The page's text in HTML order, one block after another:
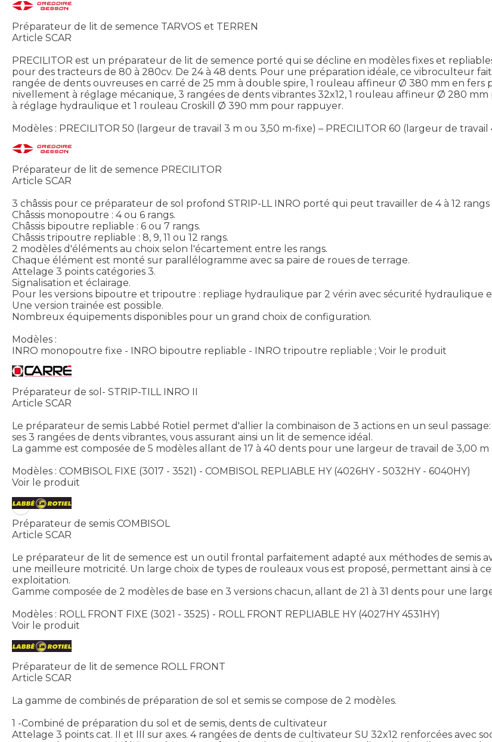
Préparateur de lit de semence TARVOS et TERREN
Article SCAR
PRECILITOR est un préparateur de lit de semence porté qui se décline en modèles fixes et
pour des tracteurs de 80 à 280cv. De 24 à 48 dents. Pour une préparation idéale, ce vibroculteur fait
rangée de dents ouvreuses en carré de 25 mm à double spire, 1 rouleau affineur Ø 380 mm en fers
nivellement à réglage mécanique, 3 rangées de dents vibrantes 32x12, 1 rouleau affineur Ø 280
à réglage hydraulique et 1 rouleau Croskill Ø 390 mm pour rappuyer.
Modèles : PRECILITOR 50 (largeur de travail 3 m ou 3,50 m-fixe) – PRECILITOR 60 (largeur de
Préparateur de lit de semence PRECILITOR
Article SCAR
3 châssis pour ce préparateur de sol profond STRIP-LL INRO porté qui peut travailler de 4 à 12 rangs
Châssis monopoutre : 4 ou 6 rangs.
Châssis bipoutre repliable : 6 ou 7 rangs.
Châssis tripoutre repliable : 8, 9, 11 ou 12 rangs.
2 modèles d'éléments au choix selon l'écartement entre les rangs.
Chaque élément est monté sur parallélogramme avec sa paire de roues de terrage.
Attelage 3 points catégories 3.
Signalisation et éclairage.
Pour les versions bipoutre et tripoutre : repliage hydraulique par 2 vérin avec sécurité hydraulique
Une version trainée est possible.
Nombreux équipements disponibles pour un grand choix de configuration.
Modèles :
INRO monopoutre fixe - INRO bipoutre repliable - INRO tripoutre repliable ; Voir le produit
Préparateur de sol- STRIP-TILL INRO II
Article SCAR
Le préparateur de semis Labbé Rotiel permet d'allier la combinaison de 3 actions en un seul
ses 3 rangées de dents vibrantes, vous assurant ainsi un lit de semence idéal.
La gamme est composée de 5 modèles allant de 17 à 40 dents pour une largeur de travail de 3,00
Modèles : COMBISOL FIXE (3017 - 3521) - COMBISOL REPLIABLE HY (4026HY - 5032HY - 6040HY)
Voir le produit
Préparateur de semis COMBISOL
Article SCAR
Le préparateur de lit de semence est un outil frontal parfaitement adapté aux méthodes de semis
une meilleure motricité. Un large choix de types de rouleaux vous est proposé, permettant ainsi à
exploitation.
Gamme composée de 2 modèles de base en 3 versions chacun, allant de 21 à 31 dents pour une
Modèles : ROLL FRONT FIXE (3021 - 3525) - ROLL FRONT REPLIABLE HY (4027HY 4531HY)
Voir le produit
Préparateur de lit de semence ROLL FRONT
Article SCAR
La gamme de combinés de préparation de sol et semis se compose de 2 modèles.
1 -Combiné de préparation du sol et de semis, dents de cultivateur
Attelage 3 points cat. II et III sur axes. 4 rangées de dents de cultivateur SU 32x12 renforcées avec